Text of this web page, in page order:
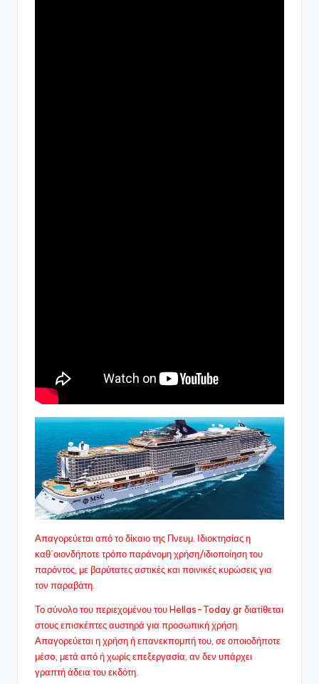
Απαγορεύεται από το δίκαιο της Πνευμ. Ιδιοκτησίας η
καθ΄οιονδήποτε τρόπο παράνομη χρήση/ιδιοποίηση του
παρόντος, με βαρύτατες αστικές και ποινικές κυρώσεις για
τον παραβάτη.
Το σύνολο του περιεχομένου του Hellas-Today.gr διατίθεται
στους επισκέπτες αυστηρά για προσωπική χρήση.
Απαγορεύεται η χρήση ή επανεκπομπή του, σε οποιοδήποτε
μέσo, μετά από ή χωρίς επεξεργασία, αν δεν υπάρχει
γραπτή άδεια του εκδότη.